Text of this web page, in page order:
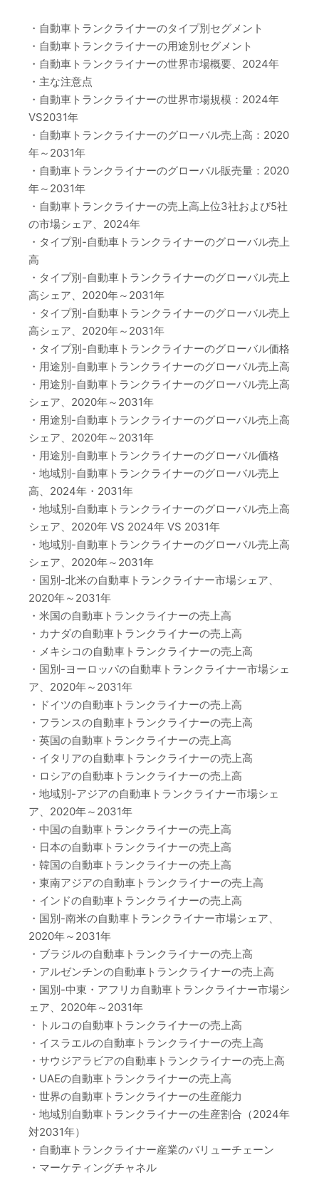
・自動車トランクライナーのタイプ別セグメント
・自動車トランクライナーの用途別セグメント
・自動車トランクライナーの世界市場概要、2024年
・主な注意点
・自動車トランクライナーの世界市場規模：2024年
VS2031年
・自動車トランクライナーのグローバル売上高：2020
年～2031年
・自動車トランクライナーのグローバル販売量：2020
年～2031年
・自動車トランクライナーの売上高上位3社および5社
の市場シェア、2024年
・タイプ別-自動車トランクライナーのグローバル売上
高
・タイプ別-自動車トランクライナーのグローバル売上
高シェア、2020年～2031年
・タイプ別-自動車トランクライナーのグローバル売上
高シェア、2020年～2031年
・タイプ別-自動車トランクライナーのグローバル価格
・用途別-自動車トランクライナーのグローバル売上高
・用途別-自動車トランクライナーのグローバル売上高
シェア、2020年～2031年
・用途別-自動車トランクライナーのグローバル売上高
シェア、2020年～2031年
・用途別-自動車トランクライナーのグローバル価格
・地域別-自動車トランクライナーのグローバル売上
高、2024年・2031年
・地域別-自動車トランクライナーのグローバル売上高
シェア、2020年 VS 2024年 VS 2031年
・地域別-自動車トランクライナーのグローバル売上高
シェア、2020年～2031年
・国別-北米の自動車トランクライナー市場シェア、
2020年～2031年
・米国の自動車トランクライナーの売上高
・カナダの自動車トランクライナーの売上高
・メキシコの自動車トランクライナーの売上高
・国別-ヨーロッパの自動車トランクライナー市場シェ
ア、2020年～2031年
・ドイツの自動車トランクライナーの売上高
・フランスの自動車トランクライナーの売上高
・英国の自動車トランクライナーの売上高
・イタリアの自動車トランクライナーの売上高
・ロシアの自動車トランクライナーの売上高
・地域別-アジアの自動車トランクライナー市場シェ
ア、2020年～2031年
・中国の自動車トランクライナーの売上高
・日本の自動車トランクライナーの売上高
・韓国の自動車トランクライナーの売上高
・東南アジアの自動車トランクライナーの売上高
・インドの自動車トランクライナーの売上高
・国別-南米の自動車トランクライナー市場シェア、
2020年～2031年
・ブラジルの自動車トランクライナーの売上高
・アルゼンチンの自動車トランクライナーの売上高
・国別-中東・アフリカ自動車トランクライナー市場シ
ェア、2020年～2031年
・トルコの自動車トランクライナーの売上高
・イスラエルの自動車トランクライナーの売上高
・サウジアラビアの自動車トランクライナーの売上高
・UAEの自動車トランクライナーの売上高
・世界の自動車トランクライナーの生産能力
・地域別自動車トランクライナーの生産割合（2024年
対2031年）
・自動車トランクライナー産業のバリューチェーン
・マーケティングチャネル